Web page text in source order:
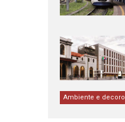
Ambiente e decoro